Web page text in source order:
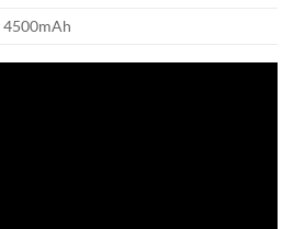
4500mAh